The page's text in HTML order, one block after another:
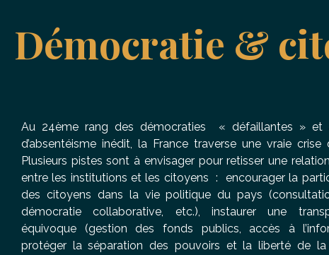
Démocratie &
Au 24ème rang des démocraties « défaillantes » et
d’absentéisme inédit, la France traverse une vraie crise
Plusieurs pistes sont à envisager pour retisser une
entre les institutions et les citoyens : encourager la
des citoyens dans la vie politique du pays
démocratie collaborative, etc.), instaurer une
équivoque (gestion des fonds publics, accès à
protéger la séparation des pouvoirs et la liberté de la